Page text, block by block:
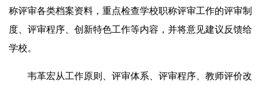
称评审各类档案资料，重点检查学校职称评审工作的评审制
度、评审程序、创新特色工作等内容，并将意见建议反馈给
学校。
韦革宏从工作原则、评审体系、评审程序、教师评价改